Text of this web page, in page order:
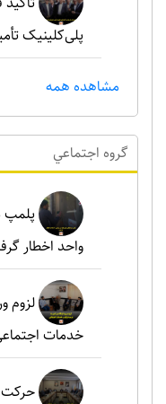
پلی‌کلینیک
مشاهده همه
گروه اجتماعي
واحد اخطار
لزوم
خدمات
حرکت